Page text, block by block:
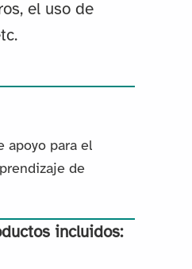
el uso de
apoyo para el
de
incluidos: